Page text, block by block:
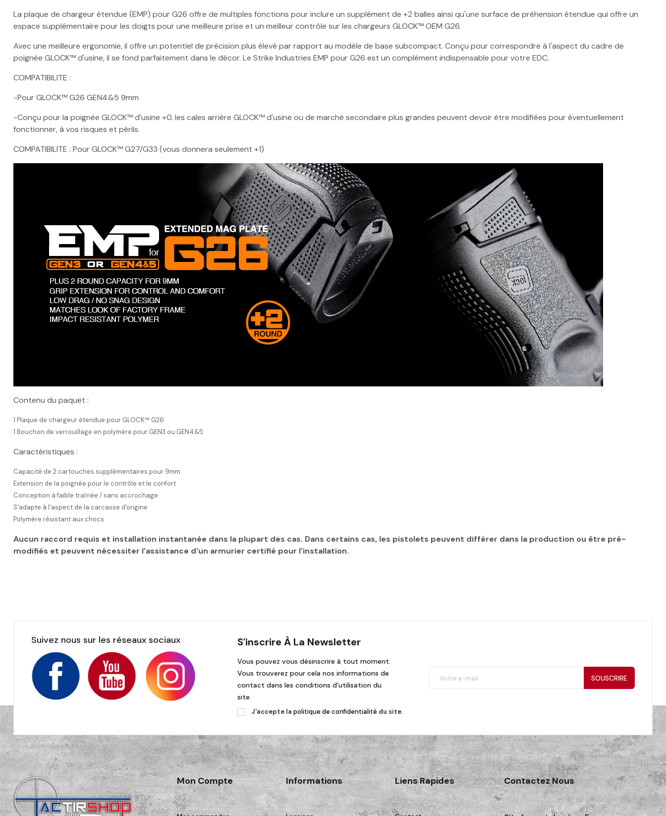
La plaque de chargeur étendue (EMP) pour G26 offre de multiples fonctions pour inclure un supplément de +2 balles ainsi qu'une surface de préhension étendue qui offre un
espace supplémentaire pour les doigts pour une meilleure prise et un meilleur contrôle sur les chargeurs GLOCK™ OEM G26.
Avec une meilleure ergonomie, il offre un potentiel de précision plus élevé par rapport au modèle de base subcompact. Conçu pour correspondre à l'aspect du cadre de
poignée GLOCK™ d'usine, il se fond parfaitement dans le décor. Le Strike Industries EMP pour G26 est un complément indispensable pour votre EDC.
COMPATIBILITE :
-Pour GLOCK™ G26 GEN4&5 9mm
-Conçu pour la poignée GLOCK™ d'usine +0. les cales arrière GLOCK™ d'usine ou de marché secondaire plus grandes peuvent devoir être modifiées pour éventuellement
fonctionner, à vos risques et périls.
COMPATIBILITE : Pour GLOCK™ G27/G33 (vous donnera seulement +1)
Contenu du paquet :
1 Plaque de chargeur étendue pour GLOCK™ G26
1 Bouchon de verrouillage en polymère pour GEN3 ou GEN4&5
Caractéristiques :
Capacité de 2 cartouches supplémentaires pour 9mm
Extension de la poignée pour le contrôle et le confort
Conception à faible traînée / sans accrochage
S'adapte à l'aspect de la carcasse d'origine
Polymère résistant aux chocs
Aucun raccord requis et installation instantanée dans la plupart des cas. Dans certains cas, les pistolets peuvent différer dans la production ou être pré-
modifiés et peuvent nécessiter l'assistance d'un armurier certifié pour l'installation.
Suivez nous sur les réseaux sociaux S'inscrire À La Newsletter
Vous pouvez vous désinscrire à tout moment.
Vous trouverez pour cela nos informations de
contact dans les conditions d'utilisation du
site.
J'accepte la politique de confidentialité du site.
SOUSCRIRE
Mon Compte Informations Liens Rapides Contactez Nous